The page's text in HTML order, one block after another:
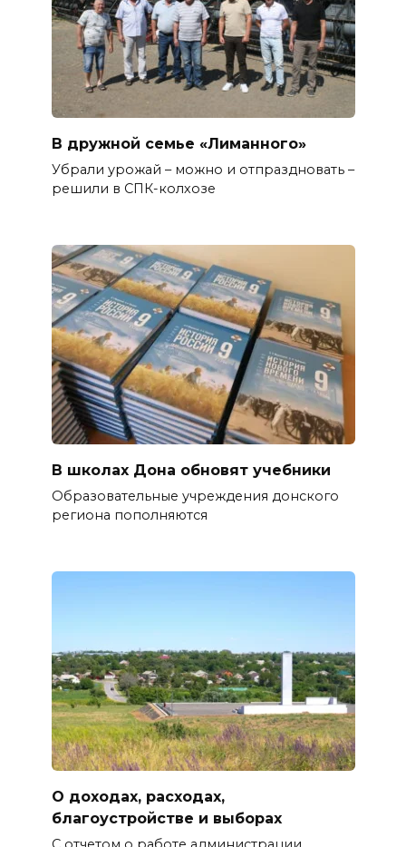
В дружной семье «Лиманного»
Убрали урожай – можно и отпраздновать –
решили в СПК-колхозе
В школах Дона обновят учебники
Образовательные учреждения донского
региона пополняются
О доходах, расходах,
благоустройстве и выборах